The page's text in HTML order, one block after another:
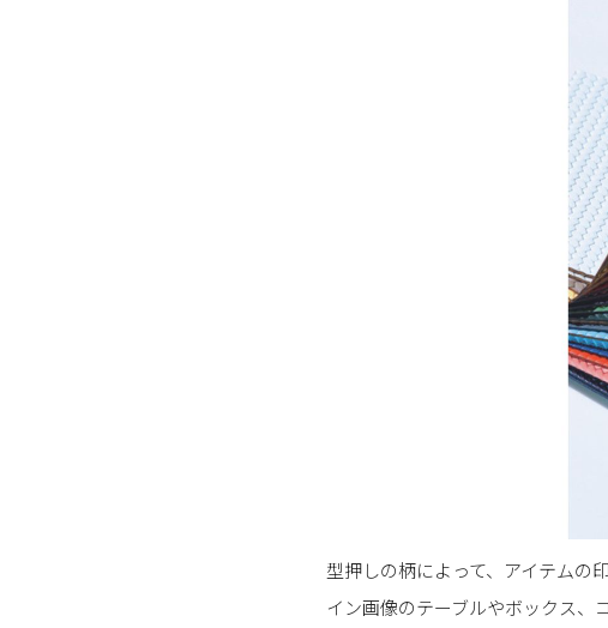
型押しの柄によって、アイテムの
イン画像のテーブルやボックス、